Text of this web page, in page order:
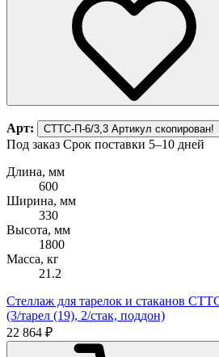
Арт: СТТС-П-6/3,3 Артикул скопирован!
Под заказ Срок поставки 5–10 дней
Длина, мм
600
Ширина, мм
330
Высота, мм
1800
Масса, кг
21.2
Стеллаж для тарелок и стаканов
(3/тарел (19), 2/стак, поддон)
22 864 ₽